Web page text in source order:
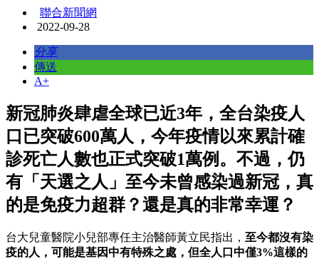
聯合新聞網
2022-09-28
分享
傳送
A+
新冠肺炎肆虐全球已近3年，全台染疫人
口已突破600萬人，今年疫情以來累計確
診死亡人數也正式突破1萬例。不過，仍
有「天選之人」至今未曾感染過新冠，真
的是免疫力超群？還是真的非常幸運？
台大兒童醫院小兒部專任主治醫師黃立民指出， 至今都沒有染
疫的人，可能是基因中有特殊之處，但全人口中僅3%這樣的